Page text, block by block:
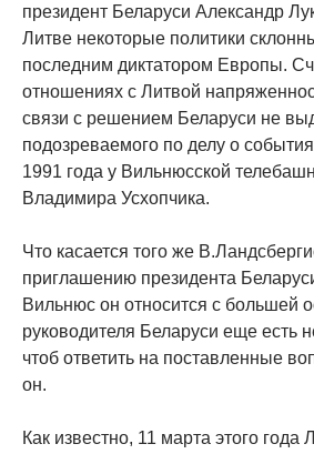
президент Беларуси Александр
Литве некоторые политики
последним диктатором Европы.
отношениях с Литвой
связи с решением Беларуси не
подозреваемого по делу о
1991 года у Вильнюсской
Владимира Усхопчика.
Что касается того же
приглашению президента
Вильнюс он относится с большей
руководителя Беларуси еще есть
чтоб ответить на поставленные
он.
Как известно, 11 марта этого года